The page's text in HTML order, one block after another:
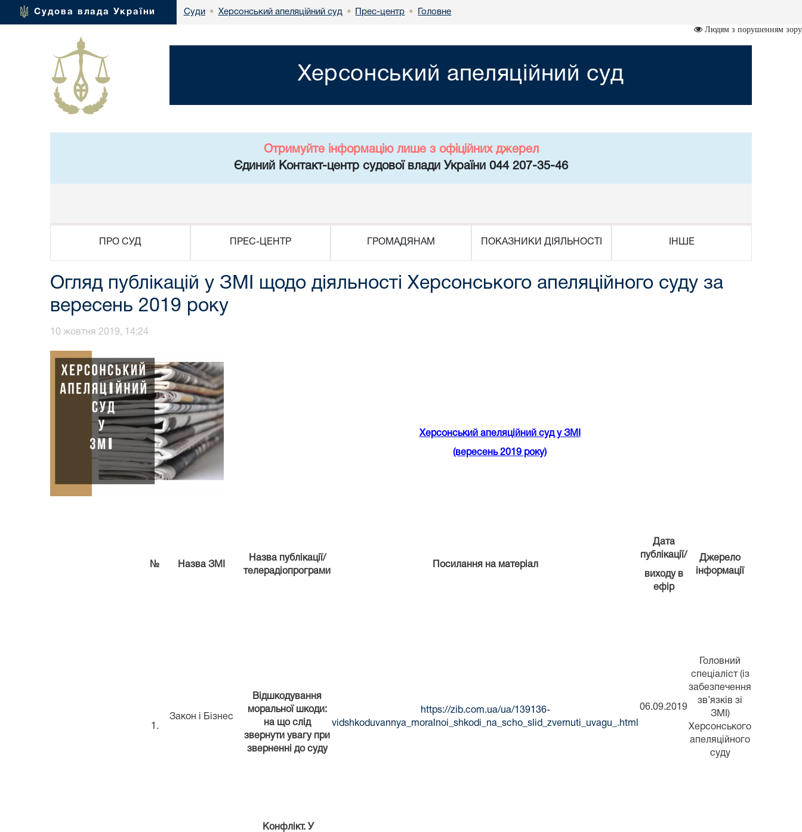
Судова влада України Суди • Херсонський апеляційний суд • Прес-центр • Головне
Людям з порушенням зору
Херсонський апеляційний суд
Отримуйте інформацію лише з офіційних джерел
Єдиний Контакт-центр судової влади України 044 207-35-46
ПРО СУД ПРЕС-ЦЕНТР ГРОМАДЯНАМ ПОКАЗНИКИ ДІЯЛЬНОСТІ ІНШЕ
Огляд публікацій у ЗМІ щодо діяльності Херсонського апеляційного суду за
вересень 2019 року
10 жовтня 2019, 14:24
Херсонський апеляційний суд у ЗМІ
(вересень 2019 року)
№ Назва ЗМІ
Назва публікації/
телерадіопрограми
Посилання на матеріал
Дата
публікації/
виходу в
ефір
Джерело
інформації
1.
Закон і Бізнес
Відшкодування
моральної шкоди:
на що слід
звернути увагу при
зверненні до суду
https://zib.com.ua/ua/139136-
vidshkoduvannya_moralnoi_shkodi_na_scho_slid_zvernuti_uvagu_.html
06.09.2019
Головний
спеціаліст (із
забезпечення
зв’язків зі
ЗМІ)
Херсонського
апеляційного
суду
Конфлікт. У